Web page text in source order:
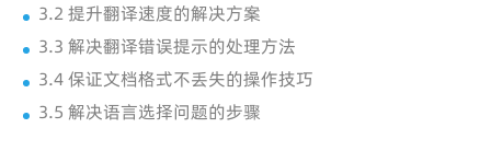
3.2 提升翻译速度的解决方案
3.3 解决翻译错误提示的处理方法
3.4 保证文档格式不丢失的操作技巧
3.5 解决语言选择问题的步骤